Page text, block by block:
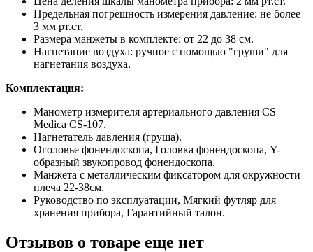
Предельная погрешность измерения давление: не более
3 мм рт.ст.
Размера манжеты в комплекте: от 22 до 38 см.
Нагнетание воздуха: ручное с помощью "груши" для
нагнетания воздуха.
Комплектация:
Манометр измерителя артериального давления CS
Medica CS-107.
Нагнетатель давления (груша).
Оголовье фонендоскопа, Головка фонендоскопа, Y-
образный звукопровод фонендоскопа.
Манжета с металлическим фиксатором для окружности
плеча 22-38см.
Руководство по эксплуатации, Мягкий футляр для
хранения прибора, Гарантийный талон.
Отзывов о товаре еще нет